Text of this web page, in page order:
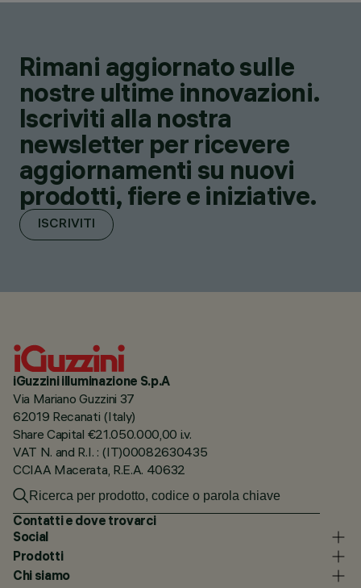
Rimani aggiornato sulle
nostre ultime innovazioni.
Iscriviti alla nostra
newsletter per ricevere
aggiornamenti su nuovi
prodotti, fiere e iniziative.
ISCRIVITI
iGuzzini illuminazione S.p.A
Via Mariano Guzzini 37
62019 Recanati (Italy)
Share Capital €21.050.000,00 i.v.
VAT N. and R.I. : (IT)00082630435
CCIAA Macerata, R.E.A. 40632
Contatti e dove trovarci
Social
Prodotti
Chi siamo